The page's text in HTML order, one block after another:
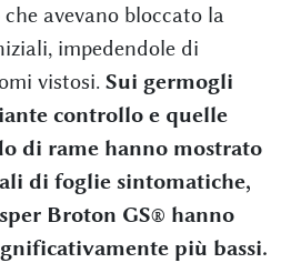
avevano bloccato la
impedendole di
vistosi. Sui germogli
controllo e quelle
di rame hanno mostrato
di foglie sintomatiche,
Broton GS® hanno
più bassi.